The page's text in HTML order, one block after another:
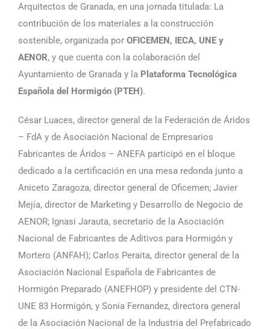
Arquitectos de Granada, en una jornada titulada: La
contribución de los materiales a la construcción
sostenible, organizada por OFICEMEN, IECA, UNE y
AENOR, y que cuenta con la colaboración del
Ayuntamiento de Granada y la Plataforma Tecnológica
Española del Hormigón (PTEH).
César Luaces, director general de la Federación de Áridos
– FdA y de Asociación Nacional de Empresarios
Fabricantes de Áridos – ANEFA participó en el bloque
dedicado a la certificación en una mesa redonda junto a
Aniceto Zaragoza, director general de Oficemen; Javier
Mejía, director de Marketing y Desarrollo de Negocio de
AENOR; Ignasi Jarauta, secretario de la Asociación
Nacional de Fabricantes de Aditivos para Hormigón y
Mortero (ANFAH); Carlos Peraita, director general de la
Asociación Nacional Española de Fabricantes de
Hormigón Preparado (ANEFHOP) y presidente del CTN-
UNE 83 Hormigón, y Sonia Fernandez, directora general
de la Asociación Nacional de la Industria del Prefabricado